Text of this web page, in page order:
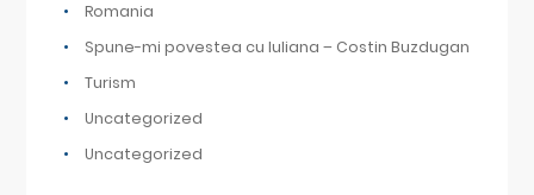
Romania
Spune-mi povestea cu Iuliana – Costin Buzdugan
Turism
Uncategorized
Uncategorized